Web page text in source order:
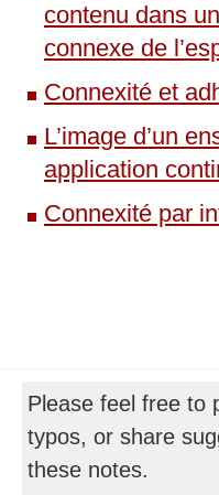
contenu dans
connexe de
Connexité et
L’image d’un
application
Connexité par
Please feel free to
typos, or share
these notes.